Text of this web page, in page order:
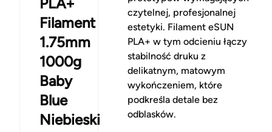
Filament
1.75mm
1000g
Baby
Blue
Niebieski
czytelnej, profesjonalnej
estetyki. Filament eSUN
PLA+ w tym odcieniu łączy
stabilność druku z
delikatnym, matowym
wykończeniem, które
podkreśla detale bez
odblasków.